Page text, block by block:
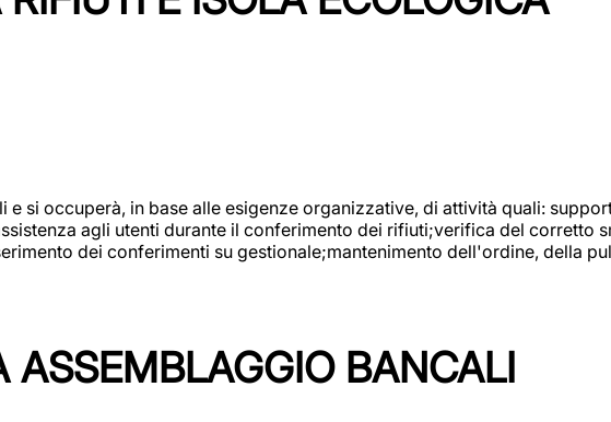
e si occuperà, in base alle esigenze organizzative, di attività quali:
agli utenti durante il conferimento dei rifiuti;verifica del corretto
dei conferimenti su gestionale;mantenimento dell'ordine, della
ASSEMBLAGGIO BANCALI